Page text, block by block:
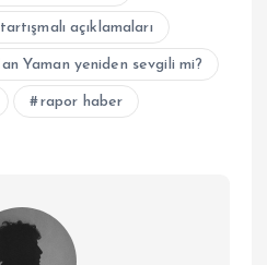
açıklamaları
Yaman yeniden sevgili mi?
rapor haber